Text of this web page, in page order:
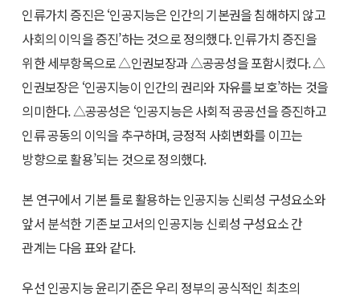
인류가치 증진은 ‘인공지능은 인간의 기본권을 침해하지 않고
사회의 이익을 증진’하는 것으로 정의했다. 인류가치 증진을
위한 세부항목으로 △인권보장과 △공공성을 포함시켰다. △
인권보장은 ‘인공지능이 인간의 권리와 자유를 보호’하는 것을
의미한다. △공공성은 ‘인공지능은 사회적 공공선을 증진하고
인류 공동의 이익을 추구하며, 긍정적 사회변화를 이끄는
방향으로 활용’되는 것으로 정의했다.
본 연구에서 기본 틀로 활용하는 인공지능 신뢰성 구성요소와
앞서 분석한 기존 보고서의 인공지능 신뢰성 구성요소 간
관계는 다음 표와 같다.
우선 인공지능 윤리기준은 우리 정부의 공식적인 최초의